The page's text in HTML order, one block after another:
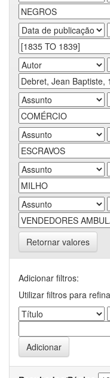
Retornar valores
Adicionar filtros:
Utilizar filtros para